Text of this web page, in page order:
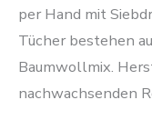
per Hand mit
Tücher bestehen
Baumwollmix.
nachwachsenden